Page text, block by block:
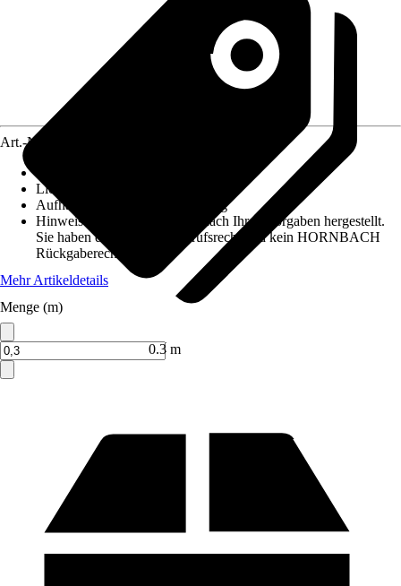
Verkauf durch:HORNBACH
Art.-Nr.
Lichtdurchlässigkeit
Aufhängungsart
Klettbefestigung
Hinweis: Dieser Artikel wird nach Ihren Vorgaben hergestellt.
Sie haben daher kein Widerrufsrecht und kein HORNBACH
Rückgaberecht.
Mehr Artikeldetails
Menge (m)
0.3 m